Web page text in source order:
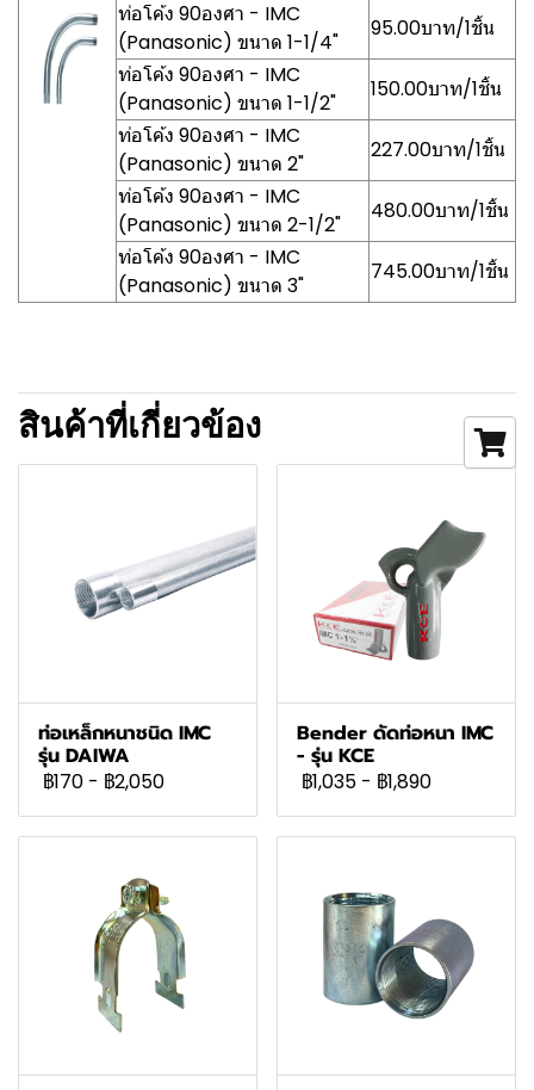
ท่อโค้ง 90องศา - IMC
(Panasonic) ขนาด 1-1/4"
95.00บาท/1ชิ้น
ท่อโค้ง 90องศา - IMC
(Panasonic) ขนาด 1-1/2"
150.00บาท/1ชิ้น
ท่อโค้ง 90องศา - IMC
(Panasonic) ขนาด 2"
227.00บาท/1ชิ้น
ท่อโค้ง 90องศา - IMC
(Panasonic) ขนาด 2-1/2"
480.00บาท/1ชิ้น
ท่อโค้ง 90องศา - IMC
(Panasonic) ขนาด 3"
745.00บาท/1ชิ้น
สินค้าที่เกี่ยวข้อง
ท่อเหล็กหนาชนิด IMC
รุ่น DAIWA
฿170 - ฿2,050
Bender ดัดท่อหนา IMC
- รุ่น KCE
฿1,035 - ฿1,890